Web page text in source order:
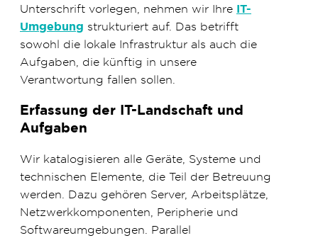
Unterschrift vorlegen, nehmen wir Ihre IT-
Umgebung strukturiert auf. Das betrifft
sowohl die lokale Infrastruktur als auch die
Aufgaben, die künftig in unsere
Verantwortung fallen sollen.
Erfassung der IT-Landschaft und
Aufgaben
Wir katalogisieren alle Geräte, Systeme und
technischen Elemente, die Teil der Betreuung
werden. Dazu gehören Server, Arbeitsplätze,
Netzwerkkomponenten, Peripherie und
Softwareumgebungen. Parallel